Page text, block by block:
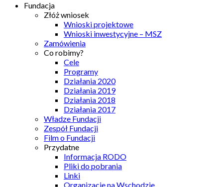
Fundacja
Złóż wniosek
Wnioski projektowe
Wnioski inwestycyjne – MSZ
Zamówienia
Co robimy?
Cele
Programy
Działania 2020
Działania 2019
Działania 2018
Działania 2017
Władze Fundacji
Zespół Fundacji
Film o Fundacji
Przydatne
Informacja RODO
Pliki do pobrania
Linki
Organizacje na Wschodzie